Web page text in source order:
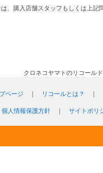
、購入店舗スタッフもしくは上記
クロネコヤマトのリコール
ページ リコールとは？
個人情報保護方針 サイトポリ